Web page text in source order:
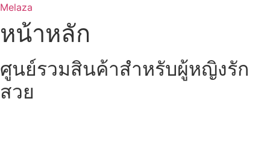
Skip
content
Melaza
หน้าหลัก
ศูนย์รวมสินค้าสำหรับผู้หญิงรัก
สวย